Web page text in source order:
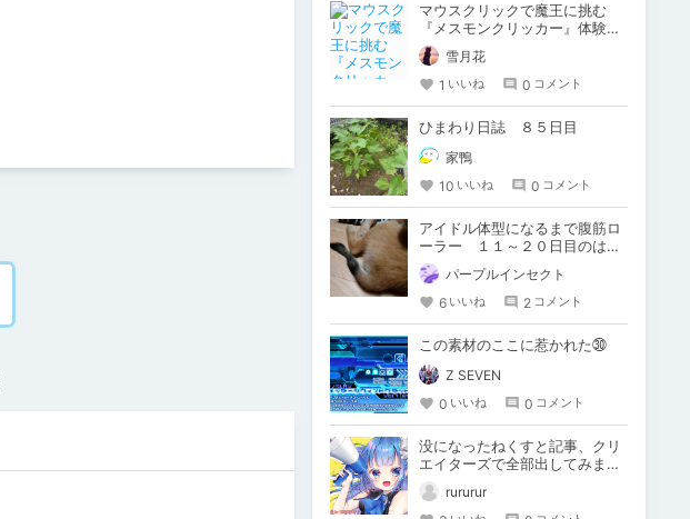
マウスクリックで魔王に挑む
『メスモンクリッカー』体験版
プレイしてみた
雪月花
1 いいね 0 コメント
ひまわり日誌 ８５日目
家鴨
10 いいね 0 コメント
アイドル体型になるまで腹筋ロ
ーラー １１～２０日目のはず
なんだけど犬の話しかしない
パープルインセクト
6 いいね 2 コメント
この素材のここに惹かれた㉚
Z SEVEN
0 いいね 0 コメント
没になったねくすと記事、クリ
エイターズで全部出してみま
す。
rururur